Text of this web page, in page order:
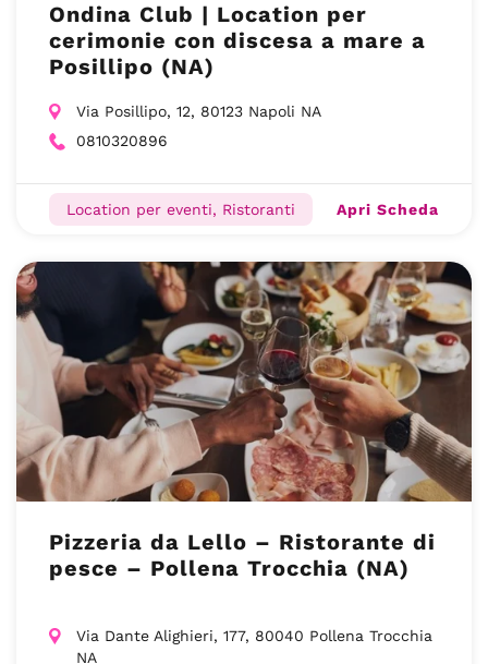
Ondina Club | Location per
cerimonie con discesa a mare a
Posillipo (NA)
Via Posillipo, 12, 80123 Napoli NA
0810320896
Location per eventi, Ristoranti Apri Scheda
Pizzeria da Lello – Ristorante di
pesce – Pollena Trocchia (NA)
Via Dante Alighieri, 177, 80040 Pollena Trocchia
NA